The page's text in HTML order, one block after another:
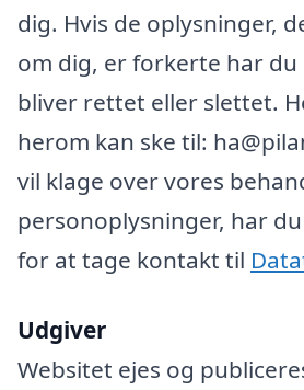
dig. Hvis de oplysninger,
om dig, er forkerte har
bliver rettet eller slettet.
herom kan ske til:
vil klage over vores
personoplysninger, har
for at tage kontakt til
Udgiver
Websitet ejes og